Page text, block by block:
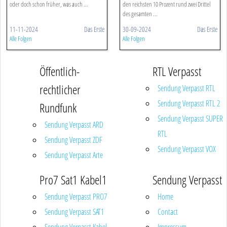
oder doch schon früher, was auch ...
11-11-2024 Das Erste
Alle Folgen
den reichsten 10 Prozent rund zwei Drittel
des gesamten ...
30-09-2024 Das Erste
Alle Folgen
Öffentlich-
rechtlicher
Rundfunk
Sendung Verpasst ARD
Sendung Verpasst ZDF
Sendung Verpasst Arte
RTL Verpasst
Sendung Verpasst RTL
Sendung Verpasst RTL 2
Sendung Verpasst SUPER
RTL
Sendung Verpasst VOX
Pro7 Sat1 Kabel1
Sendung Verpasst PRO7
Sendung Verpasst SAT1
Sendung Verpasst
Home
Contact